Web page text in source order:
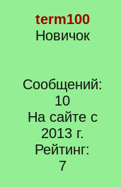
term100
Новичок
Сообщений:
10
На сайте с
2013 г.
Рейтинг:
7